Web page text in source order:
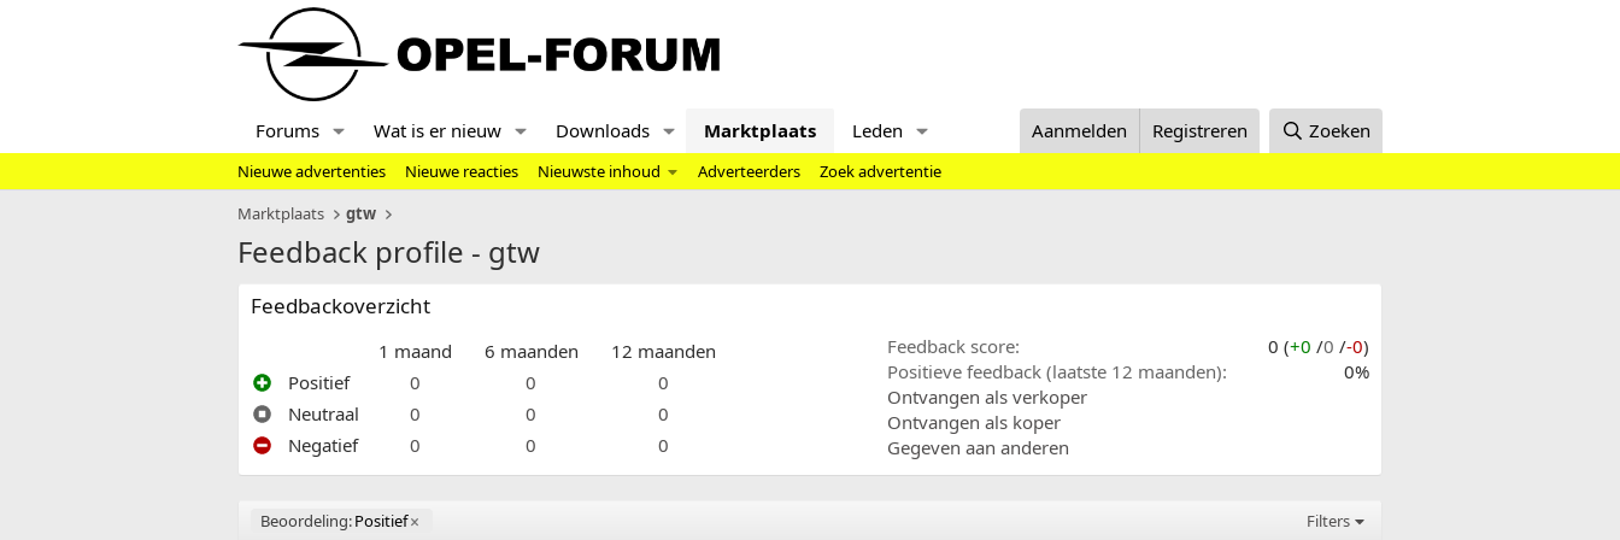
Forums Wat is er nieuw Downloads Marktplaats Leden Aanmelden Registreren Zoeken
Nieuwe advertenties Nieuwe reacties Nieuwste inhoud Adverteerders
Zoek advertentie
Marktplaats
gtw
Feedback profile - gtw
Feedbackoverzicht
1 maand 6 maanden
12 maanden
Positief
0 0
0
Neutraal
0 0
0
Negatief
0 0 0
Feedback score 0 (+0 /0 /-0)
Positieve feedback (laatste 12 maanden)
0%
Ontvangen als verkoper
Ontvangen als koper
Gegeven aan anderen
Beoordeling:Positief Filters